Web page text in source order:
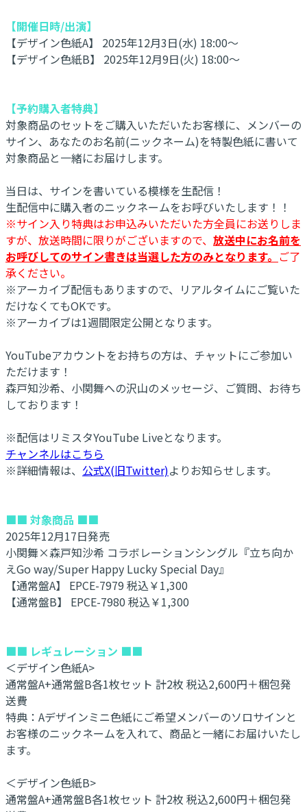
【開催日時/出演】
【デザイン色紙A】 2025年12月3日(水) 18:00～
【デザイン色紙B】 2025年12月9日(火) 18:00～
【予約購入者特典】
対象商品のセットをご購入いただいたお客様に、メンバーの
サイン、あなたのお名前(ニックネーム)を特製色紙に書いて
対象商品と一緒にお届けします。
当日は、サインを書いている模様を生配信！
生配信中に購入者のニックネームをお呼びいたします！！
※サイン入り特典はお申込みいただいた方全員にお送りしま
すが、放送時間に限りがございますので、 放送中にお名前を
お呼びしてのサイン書きは当選した方のみとなります。 ご了
承ください。
※アーカイブ配信もありますので、リアルタイムにご覧いた
だけなくてもOKです。
※アーカイブは1週間限定公開となります。
YouTubeアカウントをお持ちの方は、チャットにご参加い
ただけます！
森戸知沙希、小関舞への沢山のメッセージ、ご質問、お待ち
しております！
※配信はリミスタYouTube Liveとなります。
チャンネルはこちら
※詳細情報は、 公式X(旧Twitter)よりお知らせします。
■■ 対象商品 ■■
2025年12月17日発売
小関舞×森戸知沙希 コラボレーションシングル『立ち向か
えGo way/Super Happy Lucky Special Day​』
【通常盤A】 EPCE-7979 税込￥1,300
【通常盤B】 EPCE-7980 税込￥1,300
■■ レギュレーション ■■
＜デザイン色紙A>
通常盤A+通常盤B各1枚セット 計2枚 税込2,600円＋梱包発
送費
特典：Aデザインミニ色紙にご希望メンバーのソロサインと
お客様のニックネームを入れて、商品と一緒にお届けいたし
ます。
＜デザイン色紙B>
通常盤A+通常盤B各1枚セット 計2枚 税込2,600円＋梱包発